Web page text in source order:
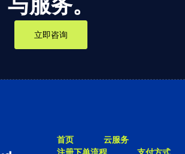
与服务。
立即咨询
首页
云服务
注册下单流程
支付方式